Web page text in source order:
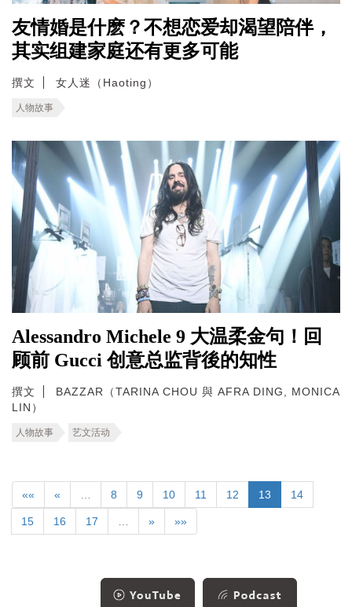
友情婚是什麽？不想恋爱却渴望陪伴，
其实组建家庭还有更多可能
撰文 女人迷（Haoting）
人物故事
Alessandro Michele 9 大温柔金句！回
顾前 Gucci 创意总监背後的知性
撰文
BAZZAR（TARINA CHOU 與 AFRA DING, MONICA
LIN）
人物故事 艺文活动
«« « 8 9 10 11 12 13 14
15 16 17 » »»